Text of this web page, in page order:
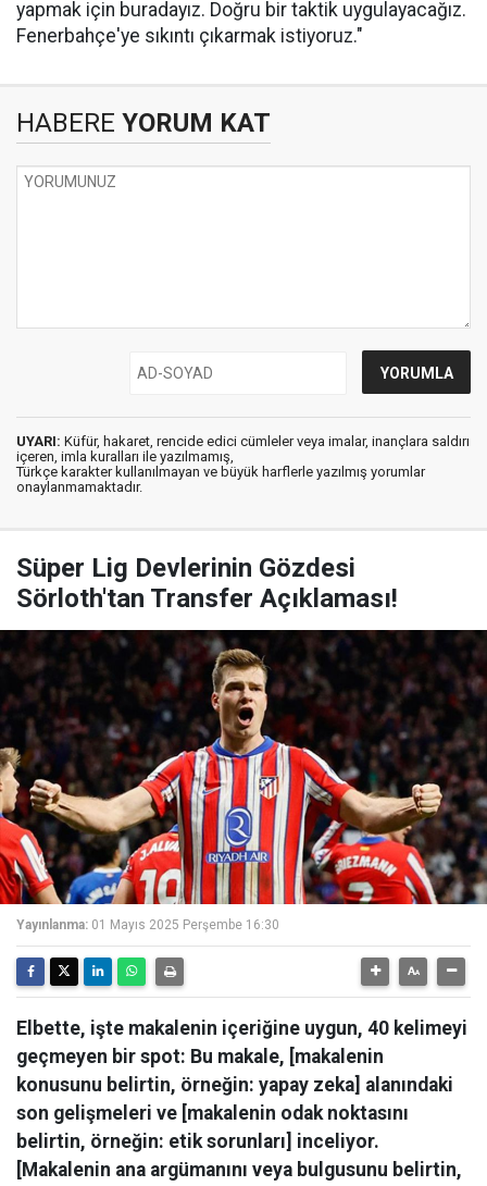
yapmak için buradayız. Doğru bir taktik uygulayacağız.
Fenerbahçe'ye sıkıntı çıkarmak istiyoruz."
HABERE YORUM KAT
UYARI: Küfür, hakaret, rencide edici cümleler veya imalar, inançlara saldırı
içeren, imla kuralları ile yazılmamış,
Türkçe karakter kullanılmayan ve büyük harflerle yazılmış yorumlar
onaylanmamaktadır.
Süper Lig Devlerinin Gözdesi
Sörloth'tan Transfer Açıklaması!
Yayınlanma: 01 Mayıs 2025 Perşembe 16:30
Elbette, işte makalenin içeriğine uygun, 40 kelimeyi
geçmeyen bir spot: Bu makale, [makalenin
konusunu belirtin, örneğin: yapay zeka] alanındaki
son gelişmeleri ve [makalenin odak noktasını
belirtin, örneğin: etik sorunları] inceliyor.
[Makalenin ana argümanını veya bulgusunu belirtin,